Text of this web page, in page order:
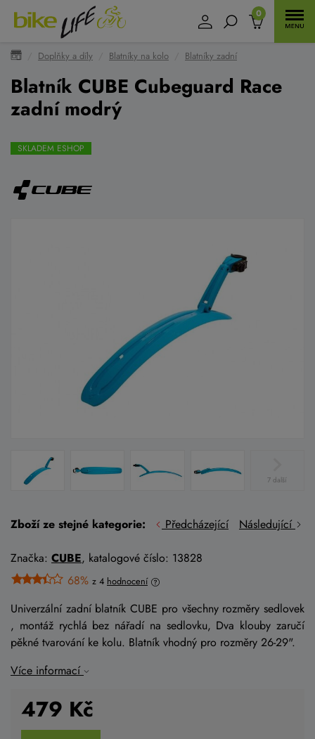
0
Doplňky a díly Blatníky na kolo Blatníky zadní
Blatník CUBE Cubeguard Race
zadní modrý
SKLADEM ESHOP
7 další
Zboží ze stejné kategorie: Předcházející Následující
Značka: CUBE, katalogové číslo: 13828
68% z 4 hodnocení
Univerzální zadní blatník CUBE pro všechny rozměry sedlovek
, montáž rychlá bez nářadí na sedlovku, Dva klouby zaručí
pěkné tvarování ke kolu. Blatník vhodný pro rozměry 26-29".
Více informací
479 Kč